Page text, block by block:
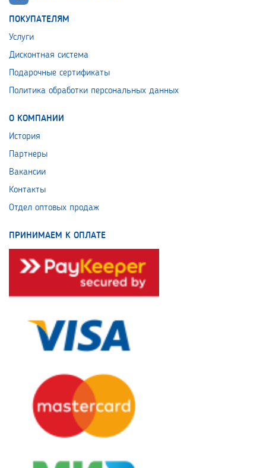
ПОКУПАТЕЛЯМ
Услуги
Дисконтная система
Подарочные сертификаты
Политика обработки персональных данных
О КОМПАНИИ
История
Партнеры
Вакансии
Контакты
Отдел оптовых продаж
ПРИНИМАЕМ К ОПЛАТЕ